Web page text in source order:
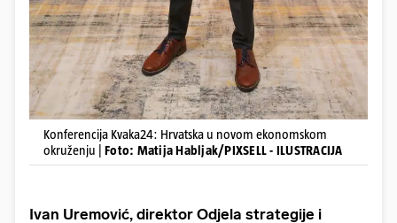
Konferencija Kvaka24: Hrvatska u novom ekonomskom
okruženju | Foto: Matija Habljak/PIXSELL - ILUSTRACIJA
Ivan Uremović, direktor Odjela strategije i